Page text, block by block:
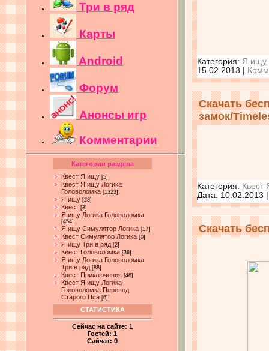
Три в ряд
Карты
Android
Форум
Анонсы игр
Комментарии
Категории раздела
Квест Я ищу [5]
Квест Я ищу Логика
Головоломка [1323]
Я ищу [28]
Квест [3]
Я ищу Логика Головоломка
[454]
Я ищу Симулятор Логика [17]
Квест Симулятор Логика [0]
Я ищу Три в ряд [2]
Квест Головоломка [36]
Я ищу Логика Головоломка
Три в ряд [88]
Квест Приключения [48]
Квест Я ищу Логика
Головоломка Перевод
Старого Пса [6]
СТАТИСТИКА
Сейчас на сайте: 1
Гостей: 1
Сайчат: 0
Категория: Я ищу
15.02.2013 |
Скачать
замок/
Категория: Квест
Дата: 10.02.2013
Скачать